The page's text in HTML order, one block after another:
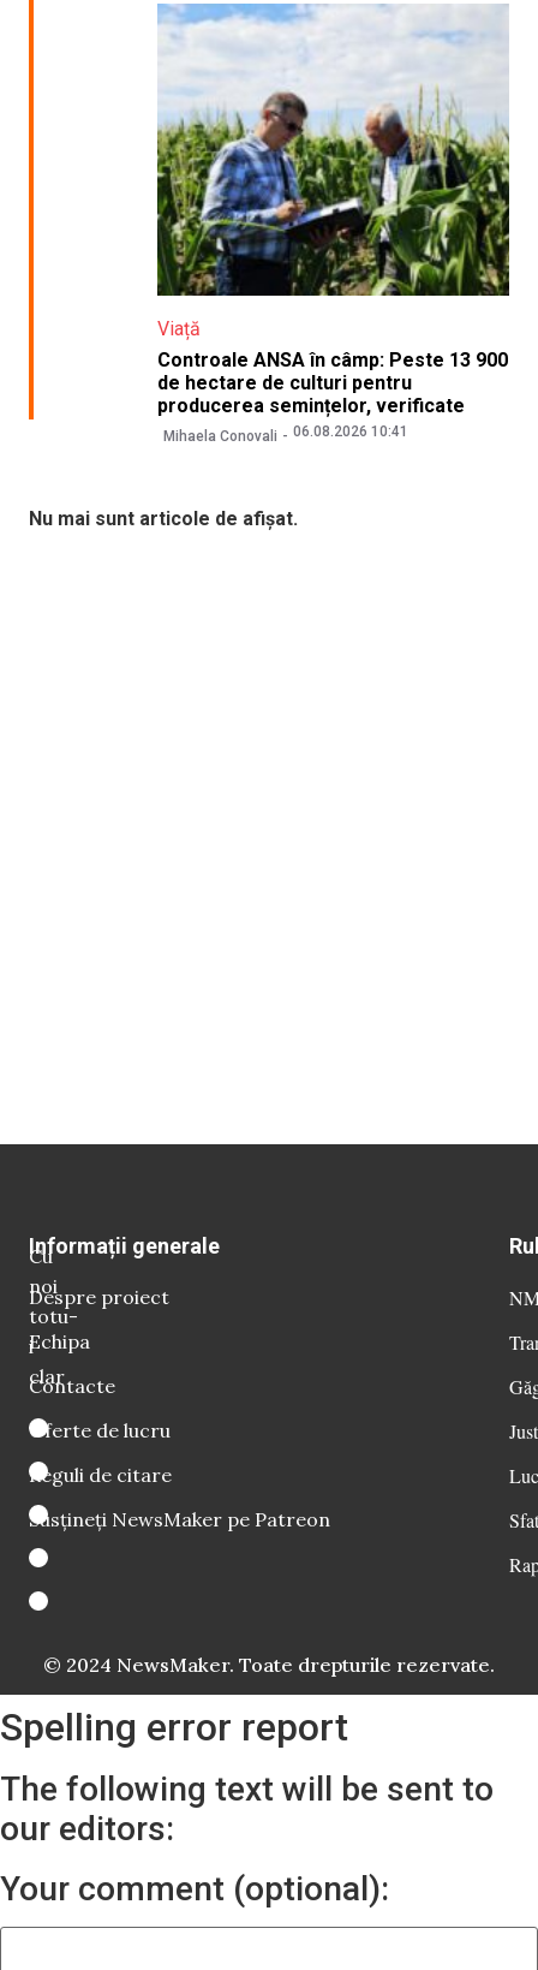
Viață
Controale ANSA în câmp: Peste 13 900
de hectare de culturi pentru
producerea semințelor, verificate
Mihaela Conovali 06.08.2026 10:41
Nu mai sunt articole de afișat.
Cu
noi
totu-
i
clar
Informații generale
Despre proiect
Echipa
Contacte
Oferte de lucru
Reguli de citare
Susțineți NewsMaker pe Patreon
© 2024 NewsMaker. Toate drepturile rezervate.
Spelling error report
The following text will be sent to
our editors:
Your comment (optional):